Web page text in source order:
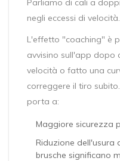
Parliamo di cali a
negli eccessi di velocità.
L'effetto "coaching" è
avvisino sull'app dopo
velocità o fatto una
correggere il tiro
porta a:
Maggiore sicurezza
Riduzione dell'usura
brusche significano